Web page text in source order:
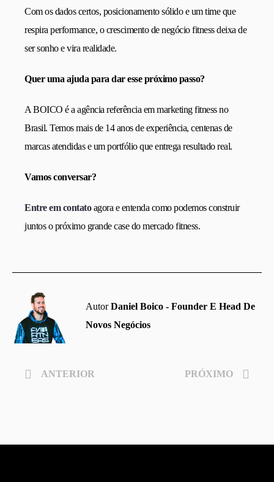
Com os dados certos, posicionamento sólido e um time que
respira performance, o crescimento de negócio fitness deixa de
ser sonho e vira realidade.
Quer uma ajuda para dar esse próximo passo?
A BOICO é a agência referência em marketing fitness no
Brasil. Temos mais de 14 anos de experiência, centenas de
marcas atendidas e um portfólio que entrega resultado real.
Vamos conversar?
Entre em contato agora e entenda como podemos construir
juntos o próximo grande case do mercado fitness.
AutorDaniel Boico - Founder E Head De
Novos Negócios
ANTERIOR PRÓXIMO